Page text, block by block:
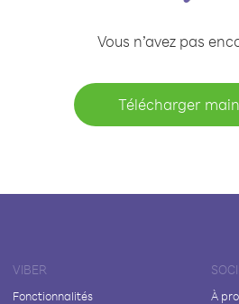
Vous n’avez pas
Télécharger
VIBER
Fonctionnalités
À